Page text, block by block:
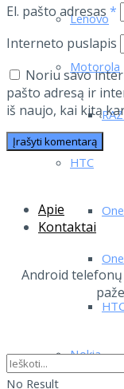
Lenovo
Motorola
HTC
One
Nokia
El. pašto adresas *
Interneto puslapis
Noriu savo
pašto adresą ir
iš naujo, kai kitą
Apie
Kontaktai
Android